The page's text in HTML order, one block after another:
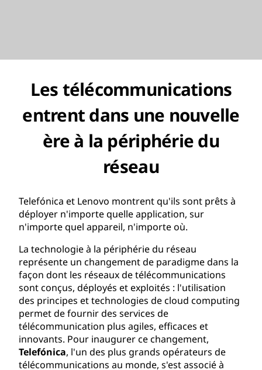
Les télécommunications
entrent dans une nouvelle
ère à la périphérie du
réseau
Telefónica et Lenovo montrent qu'ils sont prêts à
déployer n'importe quelle application, sur
n'importe quel appareil, n'importe où.
La technologie à la périphérie du réseau
représente un changement de paradigme dans la
façon dont les réseaux de télécommunications
sont conçus, déployés et exploités : l'utilisation
des principes et technologies de cloud computing
permet de fournir des services de
télécommunication plus agiles, efficaces et
innovants. Pour inaugurer ce changement,
Telefónica, l'un des plus grands opérateurs de
télécommunications au monde, s'est associé à